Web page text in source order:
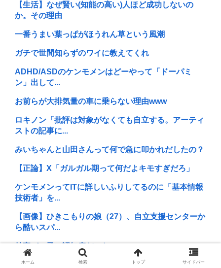
【生活】なぜ賢い(知能の高い)人ほど成功しないの
か。その理由
一番うまい葉っぱがほうれん草という風潮
ガチで世間知らずのワイに教えてくれ
ADHD/ASDのケンモメンはどーやって「ドーパミ
ン」出して...
お前らが大排気量の車に乗らない理由www
ロキノン「批評は対象がなくても自立する。アーティ
ストの記事に...
みいちゃんと山田さんって何で急に叩かれだしたの？
【正論】X「ガルガル期って何だよキモすぎだろ」
ケンモメンってITに詳しいふりしてるのに「基本情報
技術者」を...
【画像】ひきこもりの娘（27）、自立支援センターか
ら酷いスパ...
林家パー子、認知症だった
無敵のワイとレスバしようぜ
ホーム 検索 トップ サイドバー